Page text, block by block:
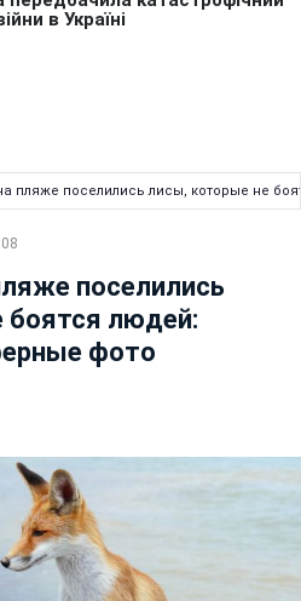
пляже поселились лисы, которые не
поселились
боятся людей:
фото